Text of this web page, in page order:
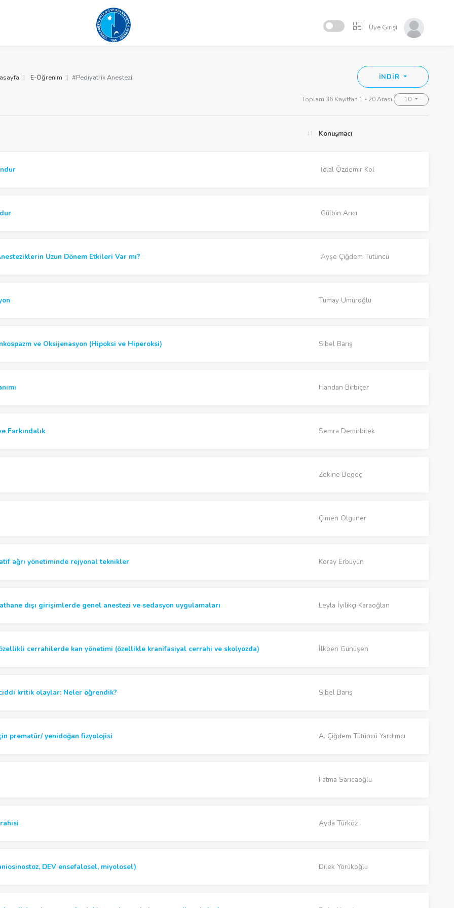
Üye Girişi
İNDİR
E-Öğrenim #Pediyatrik Anestezi
Toplam 36 Kayıttan 1 - 20 Arası 10
Konuşmacı
İclal Özdemir Kol
Gülbin Arıcı
Uzun Dönem Etkileri Var mı? Ayşe Çiğdem Tütüncü
Tumay Umuroğlu
ve Oksijenasyon (Hipoksi ve Hiperoksi) Sibel Barış
Handan Birbiçer
Farkındalık Semra Demirbilek
Zekine Begeç
Çimen Olguner
ağrı yönetiminde rejyonal teknikler Koray Erbüyün
dışı girişimlerde genel anestezi ve sedasyon uygulamaları Leyla İyilikçi Karaoğlan
cerrahilerde kan yönetimi (özellikle kranifasiyal cerrahi ve skolyozda) İlkben Günüşen
kritik olaylar: Neler öğrendik? Sibel Barış
prematür/ yenidoğan fizyolojisi A. Çiğdem Tütüncü Yardımcı
Fatma Sarıcaoğlu
Ayda Türköz
DEV ensefalosel, miyolosel) Dilek Yörükoğlu